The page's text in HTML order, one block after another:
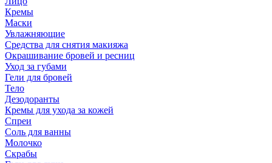
Кремы
Маски
Увлажняющие
Средства для снятия макияжа
Окрашивание бровей и ресниц
Уход за губами
Гели для бровей
Тело
Дезодоранты
Кремы для ухода за кожей
Спреи
Соль для ванны
Молочко
Скрабы